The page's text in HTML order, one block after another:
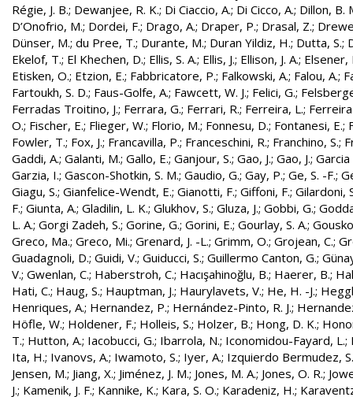
Régie, J. B.; Dewanjee, R. K.; Di Ciaccio, A.; Di Cicco, A.; Dillon, B.
D’Onofrio, M.; Dordei, F.; Drago, A.; Draper, P.; Drasal, Z.;
Dünser, M.; du Pree, T.; Durante, M.; Duran Yildiz, H.; Dutta, S.;
Ekelof, T.; El Khechen, D.; Ellis, S. A.; Ellis, J.; Ellison, J. A.; Elsener,
Etisken, O.; Etzion, E.; Fabbricatore, P.; Falkowski, A.; Falou, A.;
Fartoukh, S. D.; Faus-Golfe, A.; Fawcett, W. J.; Felici, G.;
Ferradas Troitino, J.; Ferrara, G.; Ferrari, R.; Ferreira, L.;
O.; Fischer, E.; Flieger, W.; Florio, M.; Fonnesu, D.; Fontanesi, E.;
Fowler, T.; Fox, J.; Francavilla, P.; Franceschini, R.; Franchino, S.;
Gaddi, A.; Galanti, M.; Gallo, E.; Ganjour, S.; Gao, J.; Gao, J.; Garcia
Garzia, I.; Gascon-Shotkin, S. M.; Gaudio, G.; Gay, P.; Ge, S. -F.;
Giagu, S.; Gianfelice-Wendt, E.; Gianotti, F.; Giffoni, F.; Gilardoni,
F.; Giunta, A.; Gladilin, L. K.; Glukhov, S.; Gluza, J.; Gobbi, G.;
L. A.; Gorgi Zadeh, S.; Gorine, G.; Gorini, E.; Gourlay, S. A.;
Greco, Ma.; Greco, Mi.; Grenard, J. -L.; Grimm, O.; Grojean, C.;
Guadagnoli, D.; Guidi, V.; Guiducci, S.; Guillermo Canton, G.;
V.; Gwenlan, C.; Haberstroh, C.; Hacışahinoğlu, B.; Haerer, B.;
Hati, C.; Haug, S.; Hauptman, J.; Haurylavets, V.; He, H. -J.;
Henriques, A.; Hernandez, P.; Hernández-Pinto, R. J.;
Höfle, W.; Holdener, F.; Holleis, S.; Holzer, B.; Hong, D. K.;
T.; Hutton, A.; Iacobucci, G.; Ibarrola, N.; Iconomidou-Fayard, L.;
Ita, H.; Ivanovs, A.; Iwamoto, S.; Iyer, A.; Izquierdo Bermudez, S.
Jensen, M.; Jiang, X.; Jiménez, J. M.; Jones, M. A.; Jones, O. R.;
J.; Kamenik, J. F.; Kannike, K.; Kara, S. O.; Karadeniz, H.;